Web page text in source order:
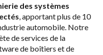
des systèmes
, apportant plus de 10
automobile. Notre
de services de la
de boîtiers et de